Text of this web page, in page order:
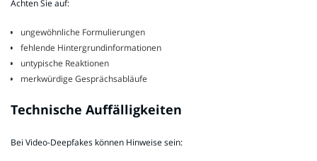
Achten Sie auf:
ungewöhnliche Formulierungen
fehlende Hintergrundinformationen
untypische Reaktionen
merkwürdige Gesprächsabläufe
Technische Auffälligkeiten
Bei Video-Deepfakes können Hinweise sein: